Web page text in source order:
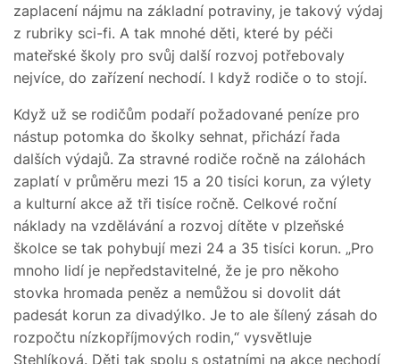
zaplacení nájmu na základní potraviny, je takový výdaj
z rubriky sci-fi. A tak mnohé děti, které by péči
mateřské školy pro svůj další rozvoj potřebovaly
nejvíce, do zařízení nechodí. I když rodiče o to stojí.
Když už se rodičům podaří požadované peníze pro
nástup potomka do školky sehnat, přichází řada
dalších výdajů. Za stravné rodiče ročně na zálohách
zaplatí v průměru mezi 15 a 20 tisíci korun, za výlety
a kulturní akce až tři tisíce ročně. Celkové roční
náklady na vzdělávání a rozvoj dítěte v plzeňské
školce se tak pohybují mezi 24 a 35 tisíci korun. „Pro
mnoho lidí je nepředstavitelné, že je pro někoho
stovka hromada peněz a nemůžou si dovolit dát
padesát korun za divadýlko. Je to ale šílený zásah do
rozpočtu nízkopříjmových rodin,“ vysvětluje
Stehlíková. Děti tak spolu s ostatními na akce nechodí